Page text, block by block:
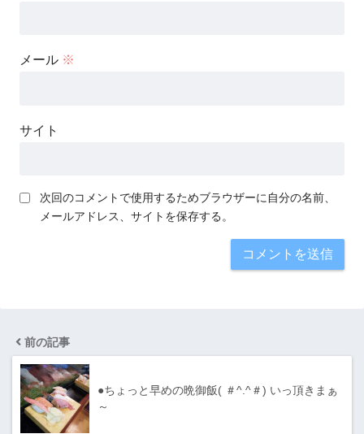
メール ※
サイト
次回のコメントで使用するためブラウザーに自分の名前、
メールアドレス、サイトを保存する。
前の記事
●ちょっと早めの晩御飯( ＃^.^＃) いっ頂きまぁ
～